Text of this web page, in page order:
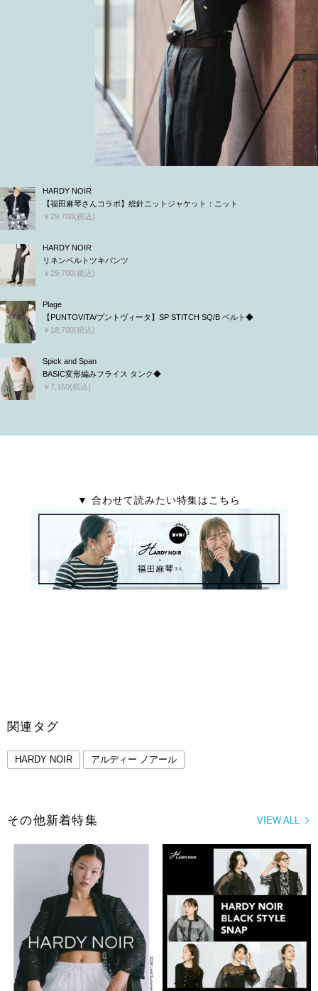
HARDY NOIR
【福田麻琴さんコラボ】総針ニットジャケット：ニット
￥29,700(税込)
HARDY NOIR
リネンベルトツキパンツ
￥29,700(税込)
Plage
【PUNTOVITA/プントヴィータ】SP STITCH SQ/B ベルト◆
￥18,700(税込)
Spick and Span
BASIC変形編みフライス タンク◆
￥7,150(税込)
▼ 合わせて読みたい特集はこちら
関連タグ
HARDY NOIR アルディー ノアール
VIEW ALL
その他新着特集